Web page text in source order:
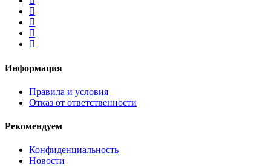
Информация
Правила и условия
Отказ от ответственности
Рекомендуем
Конфиденциальность
Новости